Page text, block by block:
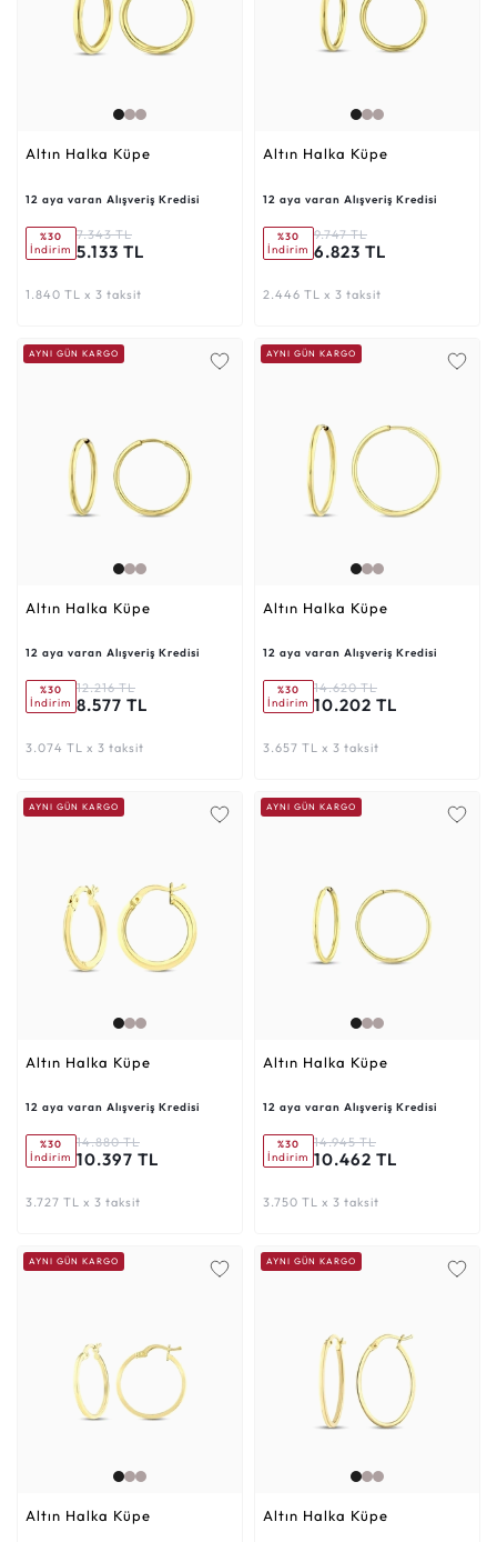
Altın Halka Küpe
12 aya varan Alışveriş Kredisi
%30
İndirim
7.343 TL
5.133 TL
1.840 TL x 3 taksit
Altın Halka Küpe
12 aya varan Alışveriş Kredisi
%30
İndirim
9.747 TL
6.823 TL
2.446 TL x 3 taksit
AYNI GÜN KARGO
Altın Halka Küpe
12 aya varan Alışveriş Kredisi
%30
İndirim
12.216 TL
8.577 TL
3.074 TL x 3 taksit
AYNI GÜN KARGO
Altın Halka Küpe
12 aya varan Alışveriş Kredisi
%30
İndirim
14.620 TL
10.202 TL
3.657 TL x 3 taksit
AYNI GÜN KARGO
Altın Halka Küpe
12 aya varan Alışveriş Kredisi
%30
İndirim
14.880 TL
10.397 TL
3.727 TL x 3 taksit
AYNI GÜN KARGO
Altın Halka Küpe
12 aya varan Alışveriş Kredisi
%30
İndirim
14.945 TL
10.462 TL
3.750 TL x 3 taksit
AYNI GÜN KARGO
Altın Halka Küpe
AYNI GÜN KARGO
Altın Halka Küpe